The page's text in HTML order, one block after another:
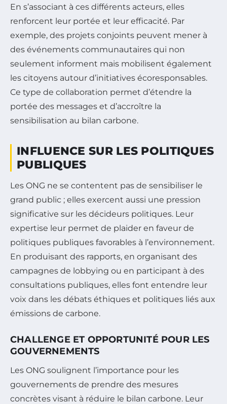
En s’associant à ces différents acteurs, elles
renforcent leur portée et leur efficacité. Par
exemple, des projets conjoints peuvent mener à
des événements communautaires qui non
seulement informent mais mobilisent également
les citoyens autour d’initiatives écoresponsables.
Ce type de collaboration permet d’étendre la
portée des messages et d’accroître la
sensibilisation au bilan carbone.
INFLUENCE SUR LES POLITIQUES
PUBLIQUES
Les ONG ne se contentent pas de sensibiliser le
grand public ; elles exercent aussi une pression
significative sur les décideurs politiques. Leur
expertise leur permet de plaider en faveur de
politiques publiques favorables à l’environnement.
En produisant des rapports, en organisant des
campagnes de lobbying ou en participant à des
consultations publiques, elles font entendre leur
voix dans les débats éthiques et politiques liés aux
émissions de carbone.
CHALLENGE ET OPPORTUNITÉ POUR LES
GOUVERNEMENTS
Les ONG soulignent l’importance pour les
gouvernements de prendre des mesures
concrètes visant à réduire le bilan carbone. Leur